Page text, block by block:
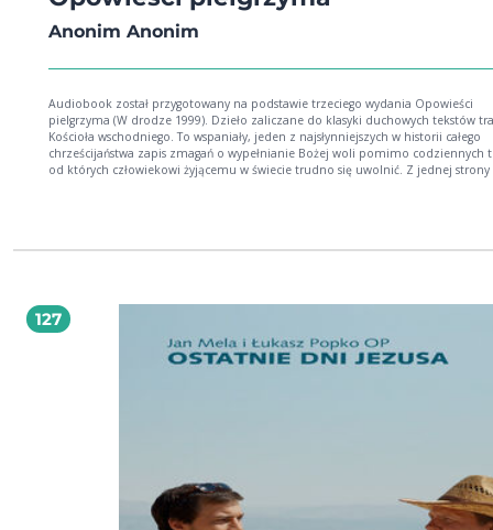
Anonim Anonim
Audiobook został przygotowany na podstawie trzeciego wydania Opowieści
pielgrzyma (W drodze 1999). Dzieło zaliczane do klasyki duchowych tekstów
Kościoła wschodniego. To wspaniały, jeden z najsłynniejszych w historii całego
chrześcijaństwa zapis zmagań o wypełnianie Bożej woli pomimo codziennych
od których człowiekowi żyjącemu w świecie trudno się uwolnić. Z jednej
Tes 5, 15-18), jak żyć według Boga, według Jego myśli i zamiaru, co naprawdę znaczą
127